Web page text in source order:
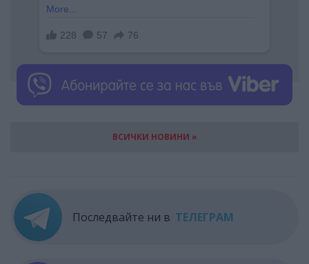
ВСИЧКИ НОВИНИ »
Последвайте ни в ТЕЛЕГРАМ